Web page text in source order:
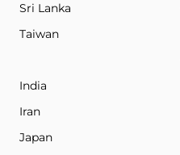
Sri Lanka
Taiwan
India
Iran
Japan